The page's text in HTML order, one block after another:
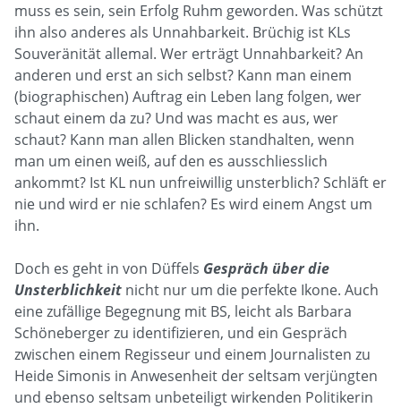
muss es sein, sein Erfolg Ruhm geworden. Was schützt
ihn also anderes als Unnahbarkeit. Brüchig ist KLs
Souveränität allemal. Wer erträgt Unnahbarkeit? An
anderen und erst an sich selbst? Kann man einem
(biographischen) Auftrag ein Leben lang folgen, wer
schaut einem da zu? Und was macht es aus, wer
schaut? Kann man allen Blicken standhalten, wenn
man um einen weiß, auf den es ausschliesslich
ankommt? Ist KL nun unfreiwillig unsterblich? Schläft er
nie und wird er nie schlafen? Es wird einem Angst um
ihn.
Doch es geht in von Düffels Gespräch über die
Unsterblichkeit nicht nur um die perfekte Ikone. Auch
eine zufällige Begegnung mit BS, leicht als Barbara
Schöneberger zu identifizieren, und ein Gespräch
zwischen einem Regisseur und einem Journalisten zu
Heide Simonis in Anwesenheit der seltsam verjüngten
und ebenso seltsam unbeteiligt wirkenden Politikerin